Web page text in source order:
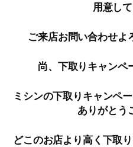
用意し
ご来店お問い合わせよ
尚、下取りキャンペ
ミシンの下取りキャンペ
ありがとう
どこのお店より高く下取